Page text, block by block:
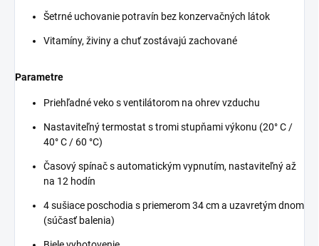
Šetrné uchovanie potravín bez konzervačných látok
Vitamíny, živiny a chuť zostávajú zachované
Parametre
Priehľadné veko s ventilátorom na ohrev vzduchu
Nastaviteľný termostat s tromi stupňami výkonu (20° C /
40° C / 60 °C)
Časový spínač s automatickým vypnutím, nastaviteľný až
na 12 hodín
4 sušiace poschodia s priemerom 34 cm a uzavretým dnom
(súčasť balenia)